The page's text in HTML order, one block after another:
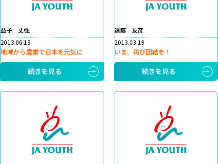
益子 丈弘
2013.06.18
地域から農業で日本を元気に
続きを見る
遠藤 友彦
2013.03.19
いま、再び団結を！
続きを見る